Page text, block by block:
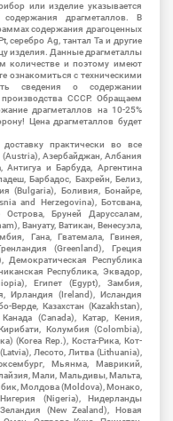
или изделие указывается
драгметаллов. В
содержания драгоценных
серебро Ag, тантал Ta и другие
изделия. Данные драгметаллы
количестве и поэтому имеют
ознакомиться с техническими
сведения о содержании
СССР. Обращаем
драгметаллов на 10-25%
Цена драгметаллов будет
практически во все
Азербайджан, Албания
и Барбуда, Аргентина
Барбадос, Бахрейн, Белиз,
(Bulgaria), Боливия, Бонайре,
and Herzegovina), Ботсвана,
Острова, Бруней Даруссалам,
Вануату, Ватикан, Венесуэла,
Гана, Гватемала, Гвинея,
(Greenland), Греция
Демократическая Республика
Республика, Эквадор,
Египет (Egypt), Замбия,
Ирландия (Ireland), Исландия
Верде, Казахстан (Kazakhstan),
(Canada), Катар, Кения,
Колумбия (Colombia),
(Korea Rep.), Коста-Рика, Кот-
Лесото, Литва (Lithuania),
Мьянма, Маврикий,
Мали, Мальдивы, Мальта,
Молдова (Moldova), Монако,
(Nigeria), Нидерланды
(New Zealand), Новая